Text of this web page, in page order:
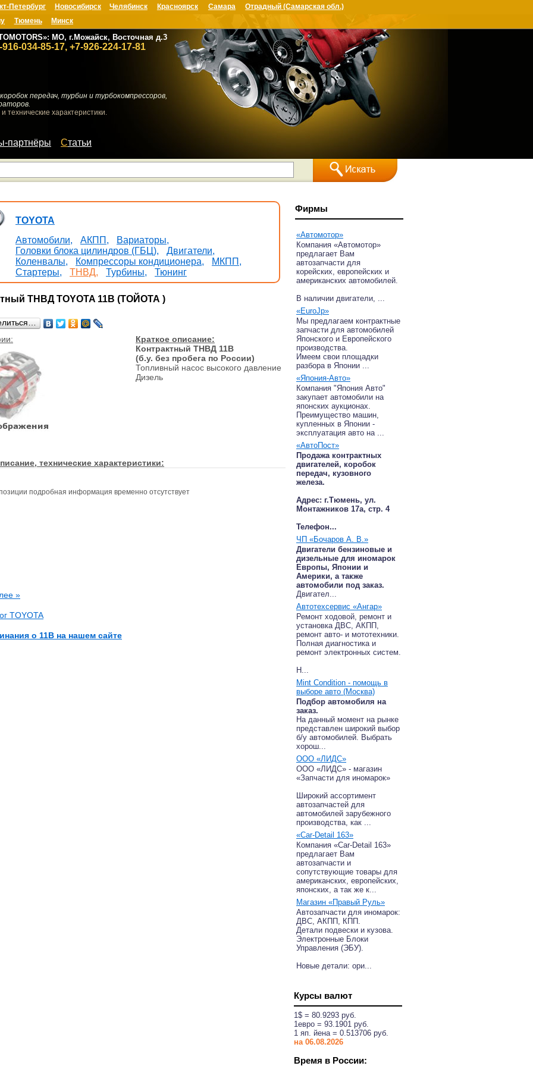
МО, г.Можайск, Восточная д.3
916-034-85-17, +7-926-224-17-81
Петербург Новосибирск Челябинск Красноярск Самара
Отрадный (Самарская обл.)
Тюмень Минск
передач, турбин и турбокомпрессоров,
технические характеристики.
партнёры Статьи
TOYOTA
Автомобили,
АКПП,
Вариаторы,
Головки блока цилиндров (ГБЦ),
Двигатели,
Коленвалы,
Компрессоры кондиционера,
МКПП,
Стартеры,
ТНВД, Турбины, Тюнинг
ТНВД TOYOTA 11B (ТОЙОТА )
Краткое описание:
Контрактный ТНВД 11B
(б.у. без пробега по России)
Топливный насос высокого давление
Дизель
технические характеристики:
подробная информация временно отсутствует
»
TOYOTA
о 11B на нашем сайте
Фирмы
«Автомотор»
Компания «Автомотор»
предлагает Вам
автозапчасти для
корейских, европейских и
американских автомобилей.
В наличии двигатели, ...
«EuroJp»
Мы предлагаем контрактные
запчасти для автомобилей
Японского и Европейского
производства.
Имеем свои площадки
разбора в Японии ...
«Япония-Авто»
Компания "Япония Авто"
закупает автомобили на
японских аукционах.
Преимущество машин,
купленных в Японии -
эксплуатация авто на ...
«АвтоПост»
Продажа контрактных
двигателей, коробок
передач, кузовного
железа.
Адрес: г.Тюмень, ул.
Монтажников 17а, стр. 4
Телефон...
ЧП «Бочаров А. В.»
Двигатели бензиновые и
дизельные для иномарок
Европы, Японии и
Америки, а также
автомобили под заказ.
Двигател...
Автотехсервис «Ангар»
Ремонт ходовой, ремонт и
установка ДВС, АКПП,
ремонт авто- и мототехники.
Полная диагностика и
ремонт электронных систем.
Н...
Mint Condition - помощь в
выборе авто (Москва)
Подбор автомобиля на
заказ.
На данный момент на рынке
представлен широкий выбор
б/у автомобилей. Выбрать
хорош...
ООО «ЛИДС»
ООО «ЛИДС» - магазин
«Запчасти для иномарок»
Широкий ассортимент
автозапчастей для
автомобилей зарубежного
производства, как ...
«Car-Detail 163»
Компания «Car-Detail 163»
предлагает Вам
автозапчасти и
сопутствующие товары для
американских, европейских,
японских, а так же к...
Магазин «Правый Руль»
Автозапчасти для иномарок:
ДВС, АКПП, КПП.
Детали подвески и кузова.
Электронные Блоки
Управления (ЭБУ).
Новые детали: ори...
Курсы валют
1$ = 80.9293 руб.
1eвро = 93.1901 руб.
1 яп. йена = 0.513706 руб.
на 06.08.2026
Время в России: